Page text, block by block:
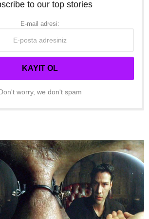
to our top stories
E-mail adresi:
Don't worry, we don't spam